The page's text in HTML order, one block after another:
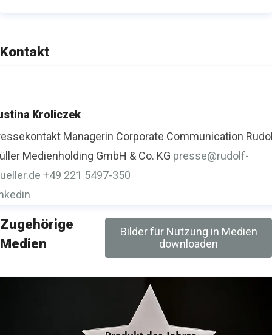
Kontakt
Kroliczek
Managerin Corporate Communication
Medienholding GmbH & Co. KG presse@rudolf-
+49 221 5497-350
Zugehörige
Medien
Bilder für Nutzung in Medien
downloaden